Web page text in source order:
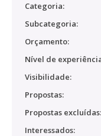
Categoria:
Subcategoria:
Orçamento:
Nível de
Visibilidade:
Propostas:
Propostas excluídas:
Interessados: